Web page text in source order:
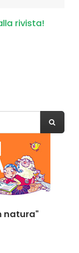
rivista!
natura"